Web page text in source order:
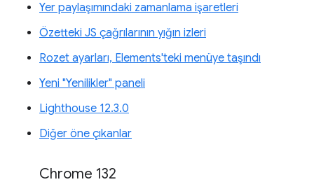
Yer paylaşımındaki zamanlama işaretleri
Özetteki JS çağrılarının yığın izleri
Rozet ayarları, Elements'teki menüye taşındı
Yeni "Yenilikler" paneli
Lighthouse 12.3.0
Diğer öne çıkanlar
Chrome 132